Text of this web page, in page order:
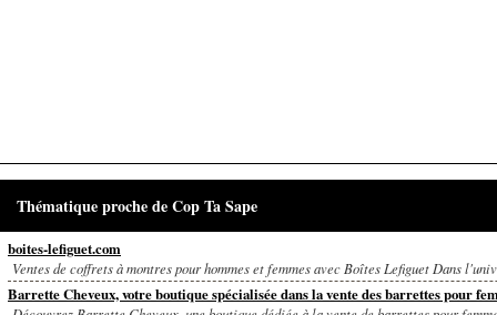
Thématique proche de Cop Ta Sape
boites-lefiguet.com
Ventes de coffrets à montres pour hommes et femmes avec Boîtes Lefiguet Dans
Barrette Cheveux, votre boutique spécialisée dans la vente des barrettes pour